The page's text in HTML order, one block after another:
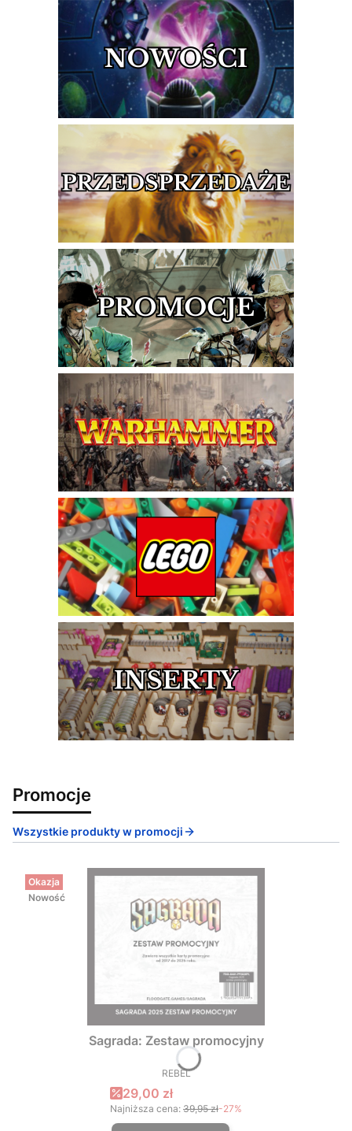
Promocje
Wszystkie produkty w promocji
Okazja
Nowość
Sagrada: Zestaw promocyjny
PRODUCENT
REBEL
Cena promocyjna
29,00 zł
Najniższa cena: 39,95 zł-27%